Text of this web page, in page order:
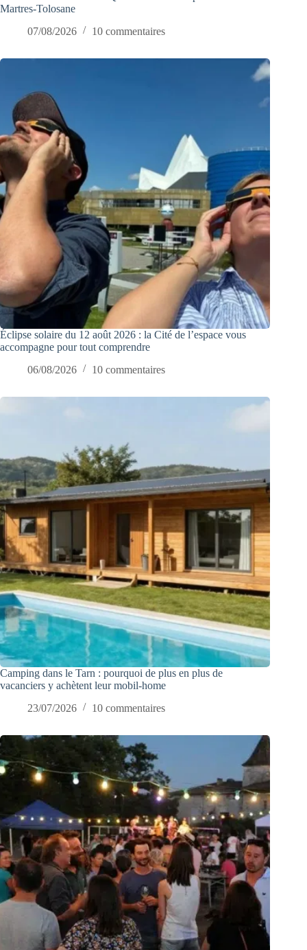
Martres-Tolosane
07/08/2026
10 commentaires
Éclipse solaire du 12 août 2026 : la Cité de l’espace vous
accompagne pour tout comprendre
06/08/2026
10 commentaires
Camping dans le Tarn : pourquoi de plus en plus de
vacanciers y achètent leur mobil-home
23/07/2026
10 commentaires